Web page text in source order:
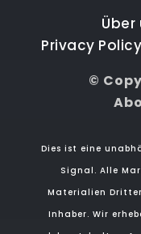
Über
Privacy Policy
©
Dies ist eine
Signal. Alle
Materialien
Inhaber. Wir